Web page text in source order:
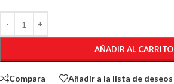
AÑADIR AL CARRITO
Compara Añadir a la lista de deseos